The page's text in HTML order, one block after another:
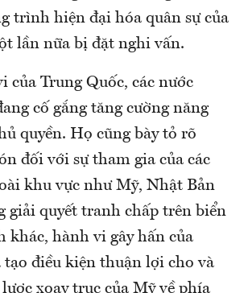
trình hiện đại hóa quân sự của
lần nữa bị đặt nghi vấn.
của Trung Quốc, các nước
cố gắng tăng cường năng
quyền. Họ cũng bày tỏ rõ
đối với sự tham gia của các
khu vực như Mỹ, Nhật Bản
giải quyết tranh chấp trên biển
khác, hành vi gây hấn của
tạo điều kiện thuận lợi cho và
xoay trục của Mỹ về phía